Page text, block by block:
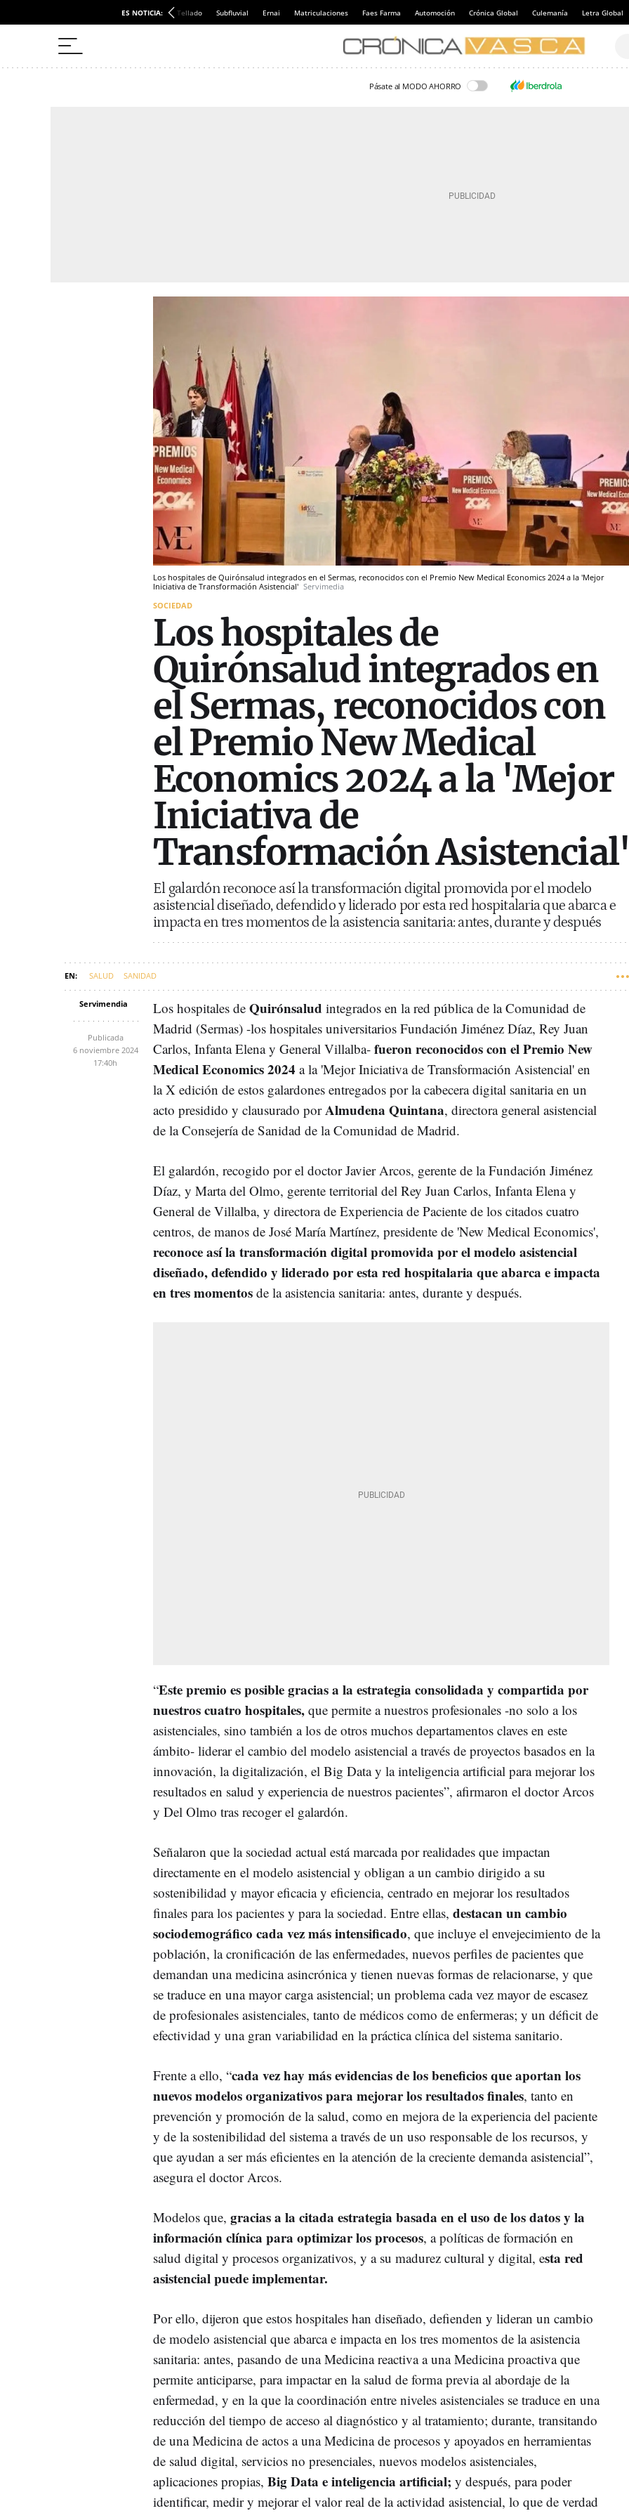
ES NOTICIA: Tellado Subfluvial Ernai Matriculaciones Faes Farma Automoción Crónica Global Culemanía Letra Global
Pásate al MODO AHORRO
Los hospitales de Quirónsalud integrados en el Sermas, reconocidos con el Premio New Medical Economics 2024 a la 'Mejor
Iniciativa de Transformación Asistencial' Servimedia
SOCIEDAD
Los hospitales de
Quirónsalud integrados en
el Sermas, reconocidos con
el Premio New Medical
Economics 2024 a la 'Mejor
Iniciativa de
Transformación
El galardón reconoce así la transformación digital promovida por el modelo
asistencial diseñado, defendido y liderado por esta red hospitalaria que abarca e
impacta en tres momentos de la asistencia sanitaria: antes, durante y después
SALUD SANIDAD
Servimendia
Publicada
6 noviembre 2024
17:40h
Los hospitales de Quirónsalud integrados en la red pública de la Comunidad de
Madrid (Sermas) -los hospitales universitarios Fundación Jiménez Díaz, Rey Juan
Carlos, Infanta Elena y General Villalba- fueron reconocidos con el Premio New
Medical Economics 2024 a la 'Mejor Iniciativa de Transformación Asistencial' en
la X edición de estos galardones entregados por la cabecera digital sanitaria en un
acto presidido y clausurado porAlmudena Quintana, directora general asistencial
de la Consejería de Sanidad de la Comunidad de Madrid.
El galardón, recogido por el doctor Javier Arcos, gerente de la Fundación Jiménez
Díaz, y Marta del Olmo, gerente territorial del Rey Juan Carlos, Infanta Elena y
General de Villalba, y directora de Experiencia de Paciente de los citados cuatro
centros, de manos de José María Martínez, presidente de 'New Medical Economics',
reconoce así la transformación digital promovida por el modelo asistencial
diseñado, defendido y liderado por esta red hospitalaria que abarca e impacta
en tres momentos de la asistencia sanitaria: antes, durante y después.
“Este premio es posible gracias a la estrategia consolidada y compartida por
nuestros cuatro hospitales, que permite a nuestros profesionales -no solo a los
asistenciales, sino también a los de otros muchos departamentos claves en este
ámbito- liderar el cambio del modelo asistencial a través de proyectos basados en la
innovación, la digitalización, el Big Data y la inteligencia artificial para mejorar los
resultados en salud y experiencia de nuestros pacientes”, afirmaron el doctor Arcos
y Del Olmo tras recoger el galardón.
Señalaron que la sociedad actual está marcada por realidades que impactan
directamente en el modelo asistencial y obligan a un cambio dirigido a su
sostenibilidad y mayor eficacia y eficiencia, centrado en mejorar los resultados
finales para los pacientes y para la sociedad. Entre ellas, destacan un cambio
sociodemográfico cada vez más intensificado, que incluye el envejecimiento de la
población, la cronificación de las enfermedades, nuevos perfiles de pacientes que
demandan una medicina asincrónica y tienen nuevas formas de relacionarse, y que
se traduce en una mayor carga asistencial; un problema cada vez mayor de escasez
de profesionales asistenciales, tanto de médicos como de enfermeras; y un déficit de
efectividad y una gran variabilidad en la práctica clínica del sistema sanitario.
Frente a ello, “cada vez hay más evidencias de los beneficios que aportan los
nuevos modelos organizativos para mejorar los resultados finales, tanto en
prevención y promoción de la salud, como en mejora de la experiencia del paciente
y de la sostenibilidad del sistema a través de un uso responsable de los recursos, y
que ayudan a ser más eficientes en la atención de la creciente demanda asistencial”,
asegura el doctor Arcos.
Modelos que, gracias a la citada estrategia basada en el uso de los datos y la
información clínica para optimizar los procesos, a políticas de formación en
salud digital y procesos organizativos, y a su madurez cultural y digital, esta red
asistencial puede implementar.
Por ello, dijeron que estos hospitales han diseñado, defienden y lideran un cambio
de modelo asistencial que abarca e impacta en los tres momentos de la asistencia
sanitaria: antes, pasando de una Medicina reactiva a una Medicina proactiva que
permite anticiparse, para impactar en la salud de forma previa al abordaje de la
enfermedad, y en la que la coordinación entre niveles asistenciales se traduce en una
reducción del tiempo de acceso al diagnóstico y al tratamiento; durante, transitando
de una Medicina de actos a una Medicina de procesos y apoyados en herramientas
de salud digital, servicios no presenciales, nuevos modelos asistenciales,
aplicaciones propias, Big Data e inteligencia artificial; y después, para poder
identificar, medir y mejorar el valor real de la actividad asistencial, lo que de verdad